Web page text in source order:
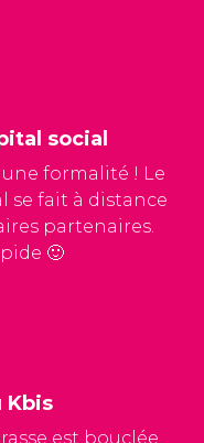
social
une formalité ! Le
se fait à distance
partenaires.
🙂
Kbis
est bouclée